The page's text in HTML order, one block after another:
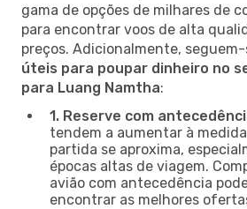
gama de opções de milhares de
para encontrar voos de alta
preços. Adicionalmente,
úteis para poupar dinheiro no
para Luang Namtha:
1. Reserve com
tendem a aumentar à
partida se aproxima,
épocas altas de viagem.
avião com antecedência
encontrar as melhores